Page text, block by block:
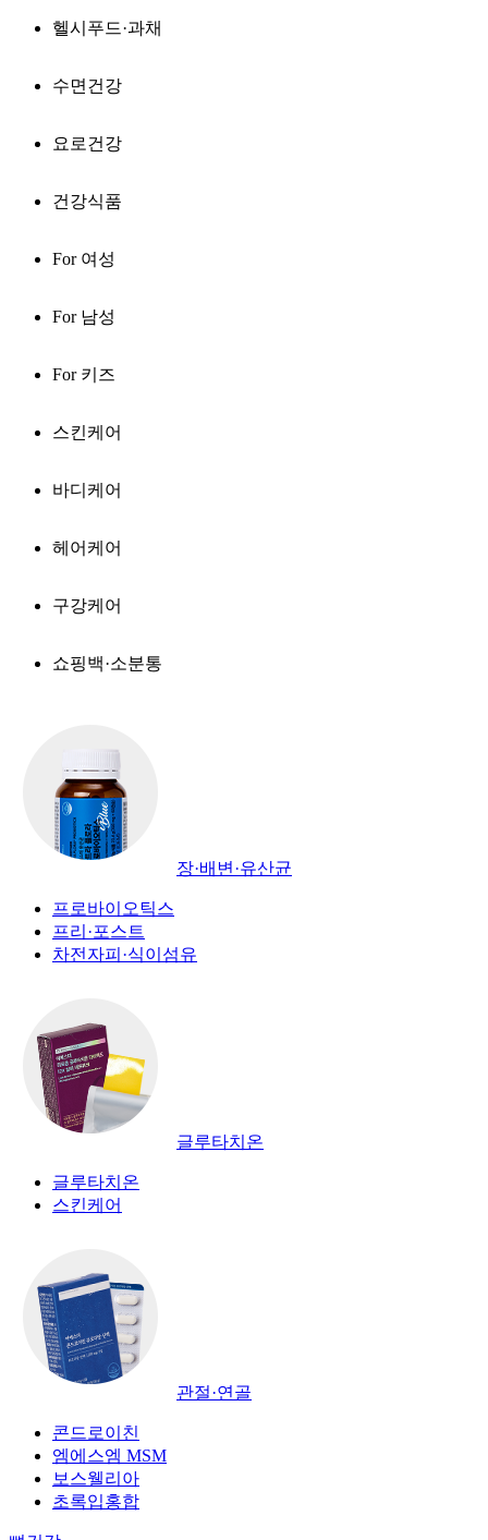
헬시푸드·과채
수면건강
요로건강
건강식품
For 여성
For 남성
For 키즈
스킨케어
바디케어
헤어케어
구강케어
쇼핑백·소분통
장·배변·유산균
프로바이오틱스
프리·포스트
차전자피·식이섬유
글루타치온
글루타치온
스킨케어
관절·연골
콘드로이친
엠에스엠 MSM
보스웰리아
초록입홍합